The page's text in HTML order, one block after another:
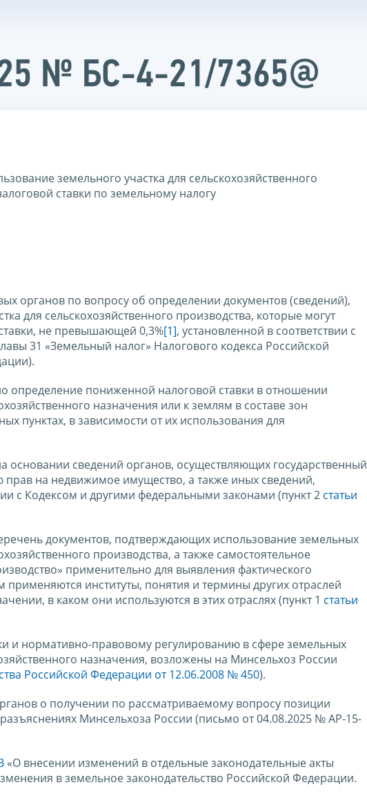
№ БС-4-21/7365@
земельного участка для сельскохозяйственного
ставки по земельному налогу
органов по вопросу об определении документов (сведений),
для сельскохозяйственного производства, которые могут
не превышающей 0,3%[1], установленной в соответствии с
31 «Земельный налог» Налогового кодекса Российской
определение пониженной налоговой ставки в отношении
назначения или к землям в составе зон
пунктах, в зависимости от их использования для
основании сведений органов, осуществляющих государственный
прав на недвижимое имущество, а также иных сведений,
с Кодексом и другими федеральными законами (пункт 2 статьи
документов, подтверждающих использование земельных
производства, а также самостоятельное
применительно для выявления фактического
применяются институты, понятия и термины других отраслей
в каком они используются в этих отраслях (пункт 1 статьи
и нормативно-правовому регулированию в сфере земельных
назначения, возложены на Минсельхоз России
Российской Федерации от 12.06.2008 № 450).
о получении по рассматриваемому вопросу позиции
Минсельхоза России (письмо от 04.08.2025 № АР-15-
«О внесении изменений в отдельные законодательные акты
в земельное законодательство Российской Федерации.